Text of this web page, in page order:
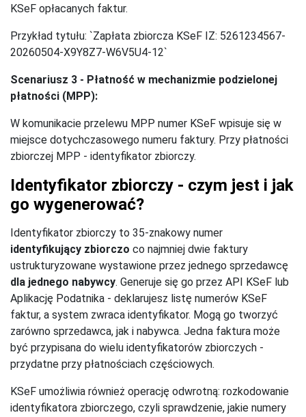
KSeF opłacanych faktur.
Przykład tytułu: `Zapłata zbiorcza KSeF IZ: 5261234567-
20260504-X9Y8Z7-W6V5U4-12`
Scenariusz 3 - Płatność w mechanizmie podzielonej
płatności (MPP):
W komunikacie przelewu MPP numer KSeF wpisuje się w
miejsce dotychczasowego numeru faktury. Przy płatności
zbiorczej MPP - identyfikator zbiorczy.
Identyfikator zbiorczy - czym jest i jak
go wygenerować?
Identyfikator zbiorczy to 35-znakowy numer
identyfikujący zbiorczo co najmniej dwie faktury
ustrukturyzowane wystawione przez jednego sprzedawcę
dla jednego nabywcy. Generuje się go przez API KSeF lub
Aplikację Podatnika - deklarujesz listę numerów KSeF
faktur, a system zwraca identyfikator. Mogą go tworzyć
zarówno sprzedawca, jak i nabywca. Jedna faktura może
być przypisana do wielu identyfikatorów zbiorczych -
przydatne przy płatnościach częściowych.
KSeF umożliwia również operację odwrotną: rozkodowanie
identyfikatora zbiorczego, czyli sprawdzenie, jakie numery